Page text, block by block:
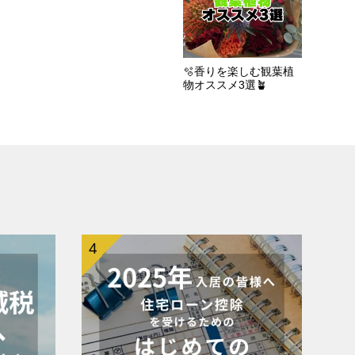
🫧香りを楽しむ観葉植
物オススメ3選🪴